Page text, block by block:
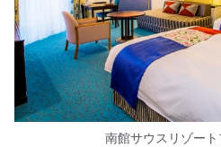
南館サウスリゾー